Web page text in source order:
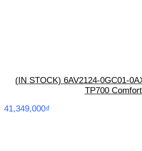
(IN STOCK) 6AV2124-0GC01-
TP700 Comfort
41,349,000₫